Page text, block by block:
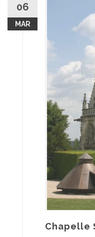
06
MAR
Chapelle